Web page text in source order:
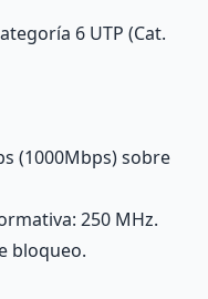
6 UTP (Cat.
(1000Mbps) sobre
250 MHz.
bloqueo.